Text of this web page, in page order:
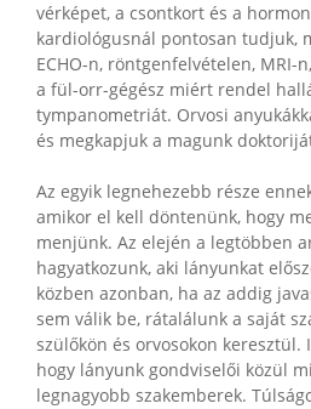
vérképet, a csontkort és a
kardiológusnál pontosan tudjuk,
ECHO-n, röntgenfelvételen, MRI-
a fül-orr-gégész miért rendel
tympanometriát. Orvosi
és megkapjuk a magunk
Az egyik legnehezebb része
amikor el kell döntenünk, hogy
menjünk. Az elején a legtöbben
hagyatkozunk, aki lányunkat
közben azonban, ha az addig
sem válik be, rátalálunk a saját
szülőkön és orvosokon keresztül.
hogy lányunk gondviselői közül
legnagyobb szakemberek.